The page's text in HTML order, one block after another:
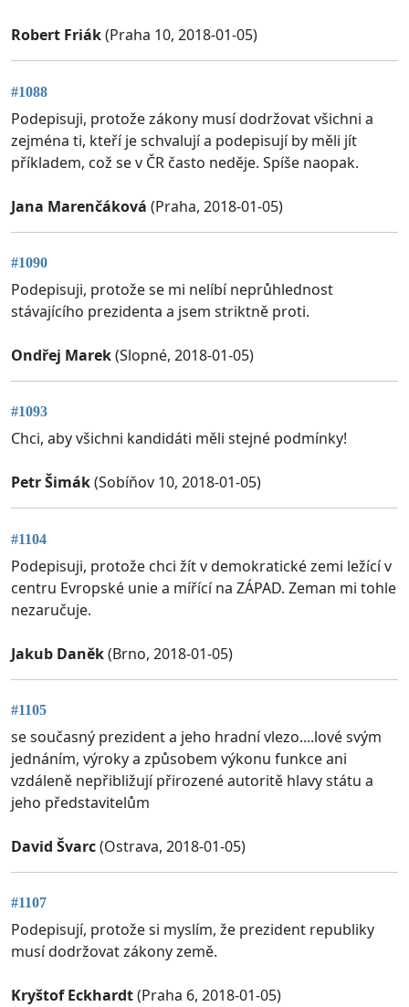
Robert Friák(Praha 10, 2018-01-05)
#1088
Podepisuji, protože zákony musí dodržovat všichni a
zejména ti, kteří je schvalují a podepisují by měli jít
příkladem, což se v ČR často neděje. Spíše naopak.
Jana Marenčáková (Praha, 2018-01-05)
#1090
Podepisuji, protože se mi nelíbí neprůhlednost
stávajícího prezidenta a jsem striktně proti.
Ondřej Marek(Slopné, 2018-01-05)
#1093
Chci, aby všichni kandidáti měli stejné podmínky!
Petr Šimák(Sobíňov 10, 2018-01-05)
#1104
Podepisuji, protože chci žít v demokratické zemi ležící v
centru Evropské unie a mířící na ZÁPAD. Zeman mi tohle
nezaručuje.
Jakub Daněk(Brno, 2018-01-05)
#1105
se současný prezident a jeho hradní vlezo....lové svým
jednáním, výroky a způsobem výkonu funkce ani
vzdáleně nepřibližují přirozené autoritě hlavy státu a
jeho představitelům
David Švarc(Ostrava, 2018-01-05)
#1107
Podepisují, protože si myslím, že prezident republiky
musí dodržovat zákony země.
Kryštof Eckhardt(Praha 6, 2018-01-05)